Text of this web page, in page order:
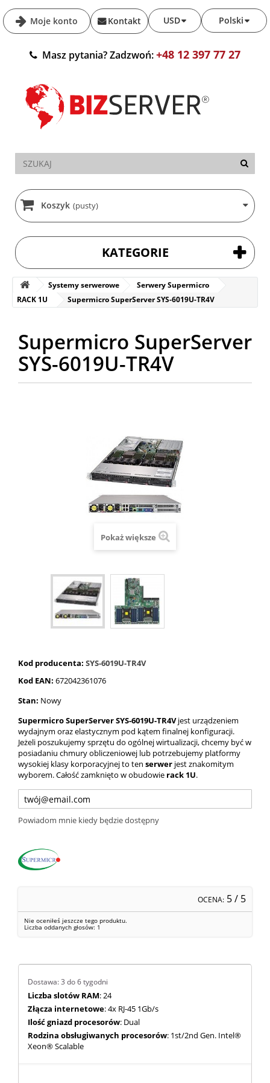
Moje konto Polski
USD
Kontakt
Masz pytania? Zadzwoń:+48 12 397 77 27
Koszyk (pusty)
KATEGORIE
Systemy serwerowe
Serwery Supermicro
RACK 1U
Supermicro SuperServer SYS-6019U-TR4V
Supermicro SuperServer
SYS-6019U-TR4V
Pokaż większe
Kod producenta: SYS-6019U-TR4V
Kod EAN: 672042361076
Stan: Nowy
Supermicro SuperServer SYS-6019U-TR4Vjest urządzeniem
wydajnym oraz elastycznym pod kątem finalnej konfiguracji.
Jeżeli poszukujemy sprzętu do ogólnej wirtualizacji, chcemy być w
posiadaniu chmury obliczeniowej lub potrzebujemy platformy
wysokiej klasy korporacyjnej to ten serwer jest znakomitym
wyborem. Całość zamknięto w obudowie rack 1U.
Powiadom mnie kiedy będzie dostępny
OCENA: 5/ 5
Nie oceniłeś jeszcze tego produktu.
Liczba oddanych głosów: 1
Dostawa: 3 do 6 tygodni
Liczba slotów RAM: 24
Złącza internetowe: 4x RJ-45 1Gb/s
Ilość gniazd procesorów: Dual
Rodzina obsługiwanych procesorów: 1st/2nd Gen. Intel®
Xeon® Scalable